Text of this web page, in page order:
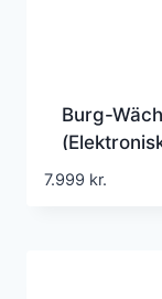
Burg-
7.999 kr.